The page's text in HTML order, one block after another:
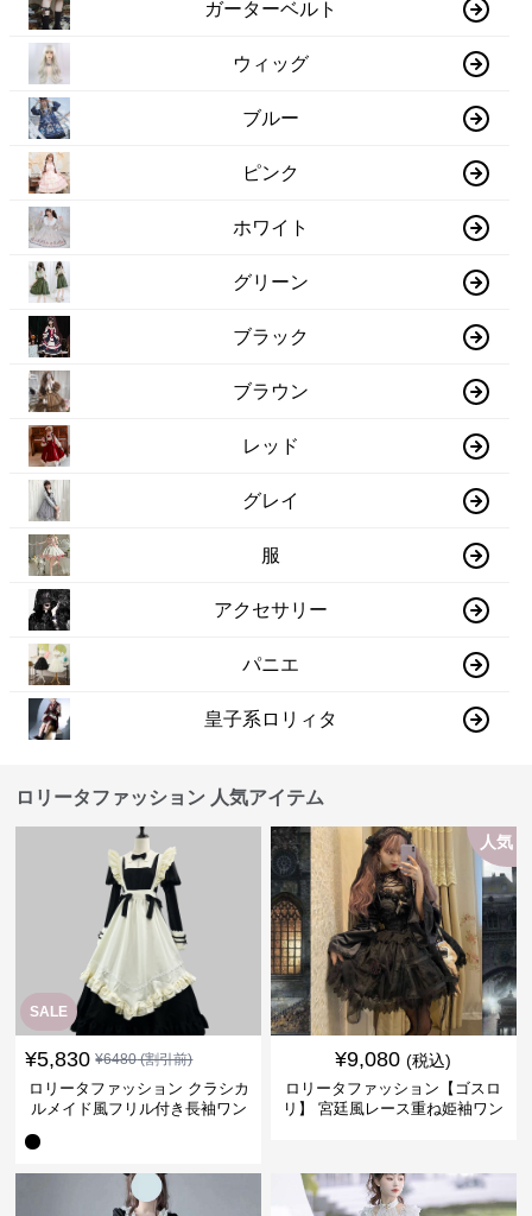
ガーターベルト
ウィッグ
ブルー
ピンク
ホワイト
グリーン
ブラック
ブラウン
レッド
グレイ
服
アクセサリー
パニエ
皇子系ロリィタ
ロリータファッション 人気アイテム
SALE
¥5,830 ¥6480(割引前)
ロリータファッション クラシカ
ルメイド風フリル付き長袖ワン
人気
¥9,080 (税込)
ロリータファッション【ゴスロ
リ】 宮廷風レース重ね姫袖ワン